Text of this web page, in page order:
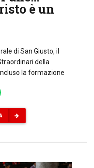
è un
di San Giusto, il
della
la formazione